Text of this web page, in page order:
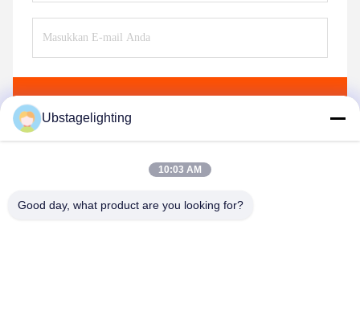
Produk serupa
Ubstagelighting
10:03 AM
Good day, what product are you looking for?